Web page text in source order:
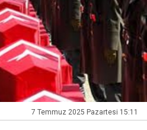
7 Temmuz 2025 Pazartesi 15:11